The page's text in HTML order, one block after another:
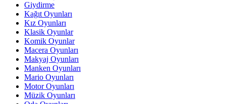
Giydirme
Kağıt Oyunları
Kız Oyunları
Klasik Oyunlar
Komik Oyunlar
Macera Oyunları
Makyaj Oyunları
Manken Oyunları
Mario Oyunları
Motor Oyunları
Müzik Oyunları